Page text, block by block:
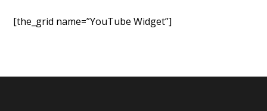
[the_grid name=”YouTube Widget”]